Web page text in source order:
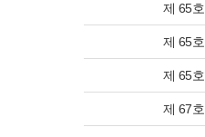
제 65호
제 65호
제 65호
제 67호